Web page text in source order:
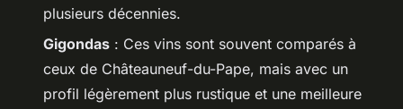
plusieurs décennies.
Gigondas : Ces vins sont souvent comparés à
ceux de Châteauneuf-du-Pape, mais avec un
profil légèrement plus rustique et une meilleure